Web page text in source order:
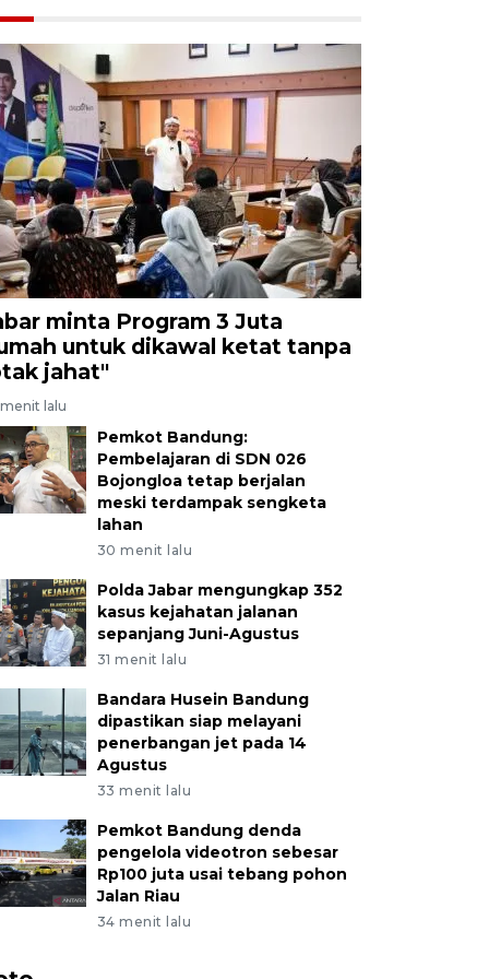
minta Program 3 Juta
untuk dikawal ketat tanpa
jahat"
lalu
Pemkot Bandung:
Pembelajaran di SDN 026
Bojongloa tetap berjalan
meski terdampak sengketa
lahan
30 menit lalu
Polda Jabar mengungkap 352
kasus kejahatan jalanan
sepanjang Juni-Agustus
31 menit lalu
Bandara Husein Bandung
dipastikan siap melayani
penerbangan jet pada 14
Agustus
33 menit lalu
Pemkot Bandung denda
pengelola videotron sebesar
Rp100 juta usai tebang pohon
Jalan Riau
34 menit lalu